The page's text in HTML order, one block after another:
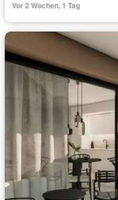
Vor 2 Wochen, 1 Tag